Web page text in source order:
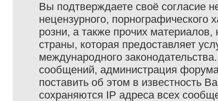
Вы подтверждаете своё согласие
нецензурного, порнографического
розни, а также прочих
страны, которая предоставляет
международного
сообщений, администрация
поставить об этом в известность
сохраняются IP адреса всех